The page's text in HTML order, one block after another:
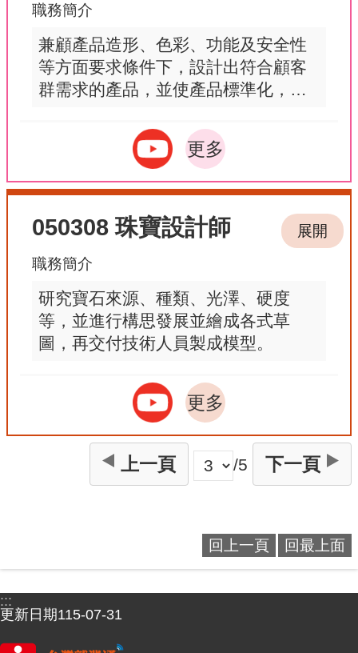
職務簡介
兼顧產品造形、色彩、功能及安全性
等方面要求條件下，設計出符合顧客
群需求的產品，並使產品標準化，進
更多
050308 珠寶設計師
職務簡介
研究寶石來源、種類、光澤、硬度
等，並進行構思發展並繪成各式草
圖，再交付技術人員製成模型。
更多
展開
上一頁 /5 下一頁
回上一頁 回最上面
:::
更新日期115-07-31